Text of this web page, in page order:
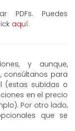
PDFs. Puedes
aquí.
y aunque,
consúltanos para
(estas subidas o
en el precio
Por otro lado,
que se